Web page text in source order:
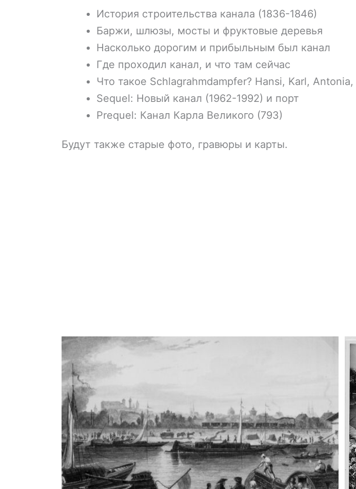
История строительства канала (1836-1846)
Баржи, шлюзы, мосты и фруктовые деревья
Насколько дорогим и прибыльным был канал
Где проходил канал, и что там сейчас
Что такое Schlagrahmdampfer? Hansi, Karl, Antonia,
Sequel: Новый канал (1962-1992) и порт
Prequel: Канал Карла Великого (793)
Будут также старые фото, гравюры и карты.